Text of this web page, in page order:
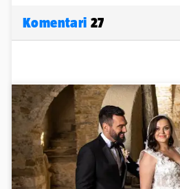
Komentari 27